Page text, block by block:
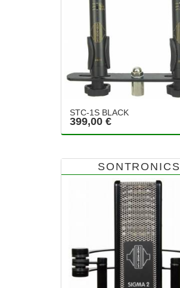
STC-1S BLACK
399,00 €
SONTRONICS